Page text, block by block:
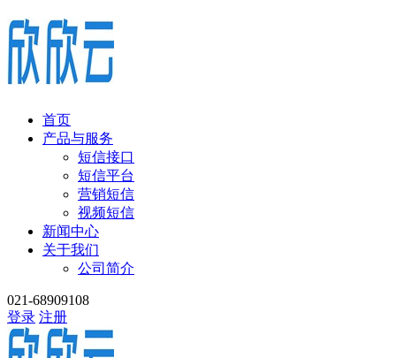
首页
产品与服务
短信接口
短信平台
营销短信
视频短信
新闻中心
关于我们
公司简介
021-68909108
登录 注册